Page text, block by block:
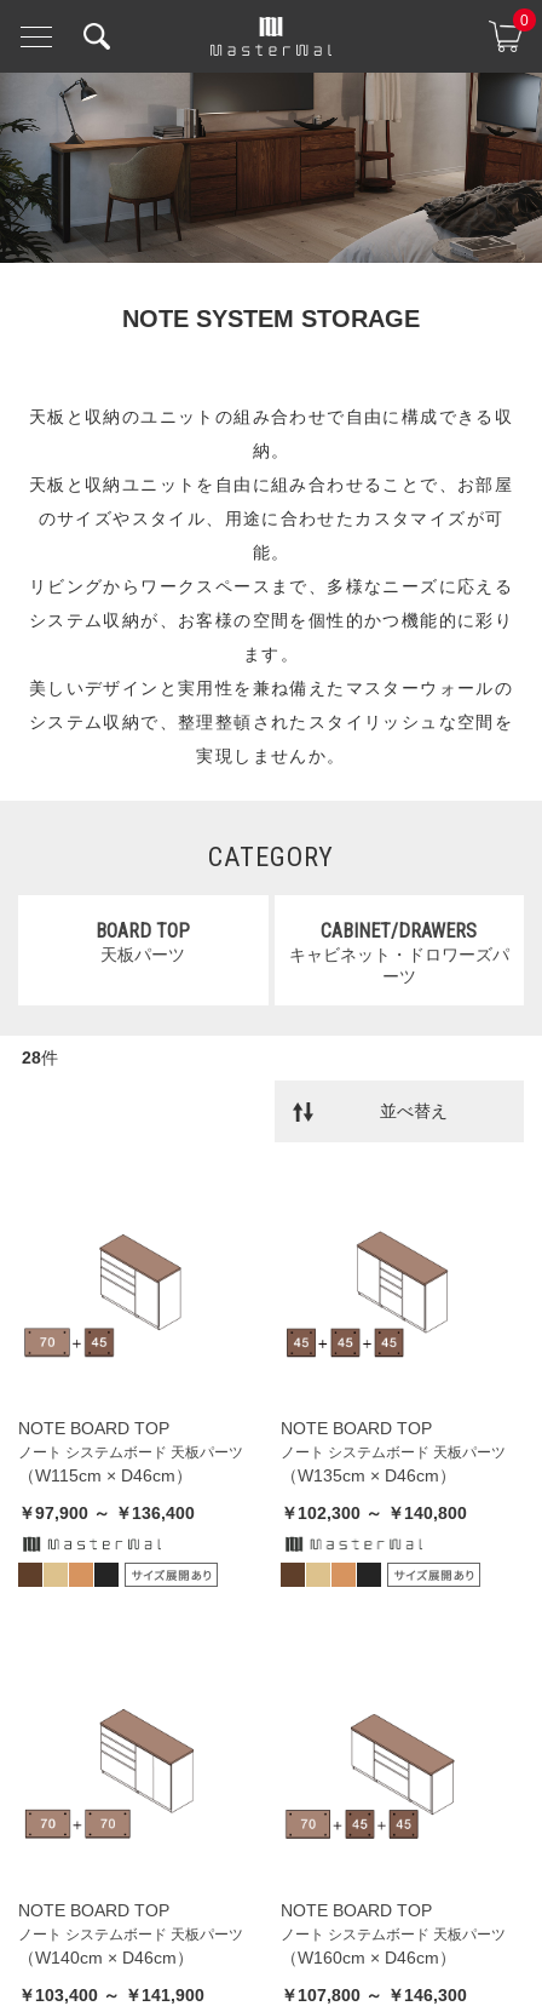
0
NOTE SYSTEM STORAGE
天板と収納のユニットの組み合わせで自由に構成できる収
納。
天板と収納ユニットを自由に組み合わせることで、お部屋
のサイズやスタイル、用途に合わせたカスタマイズが可
能。
リビングからワークスペースまで、多様なニーズに応える
システム収納が、お客様の空間を個性的かつ機能的に彩り
ます。
美しいデザインと実用性を兼ね備えたマスターウォールの
システム収納で、整理整頓されたスタイリッシュな空間を
実現しませんか。
CATEGORY
BOARD TOP
天板パーツ
CABINET/DRAWERS
キャビネット・ドロワーズパ
ーツ
28件
並べ替え
NOTE BOARD TOP
ノート システムボード 天板パーツ
（W115cm × D46cm）
￥97,900 ～ ￥136,400
NOTE BOARD TOP
ノート システムボード 天板パーツ
（W135cm × D46cm）
￥102,300 ～ ￥140,800
NOTE BOARD TOP
ノート システムボード 天板パーツ
（W140cm × D46cm）
￥103,400 ～ ￥141,900
NOTE BOARD TOP
ノート システムボード 天板パーツ
（W160cm × D46cm）
￥107,800 ～ ￥146,300